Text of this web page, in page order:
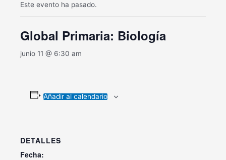
Este evento ha pasado.
Global Primaria: Biología
junio 11 @ 6:30 am
Añadir al calendario
DETALLES
Fecha: